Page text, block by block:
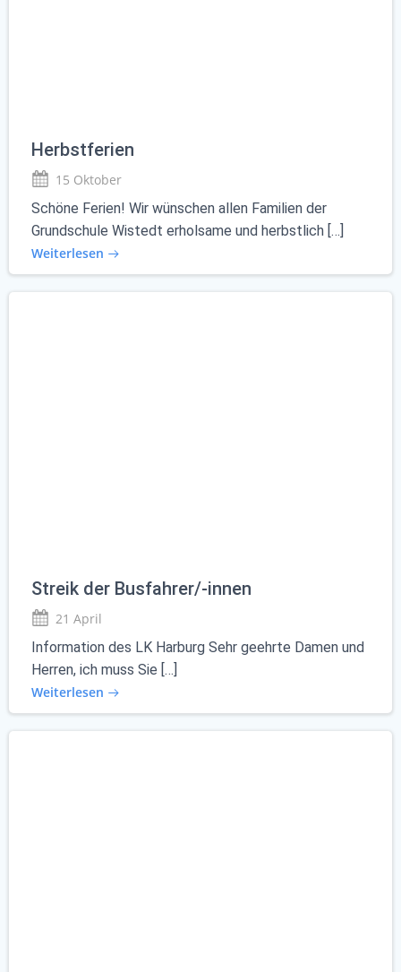
Herbstferien
15 Oktober
Schöne Ferien! Wir wünschen allen Familien der
Grundschule Wistedt erholsame und herbstlich […]
Weiterlesen
Streik der Busfahrer/-innen
21 April
Information des LK Harburg Sehr geehrte Damen und
Herren, ich muss Sie […]
Weiterlesen